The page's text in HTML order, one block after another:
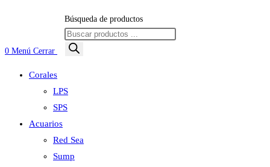
0 Menú Cerrar
Búsqueda de productos
Corales
LPS
SPS
Acuarios
Red Sea
Sump